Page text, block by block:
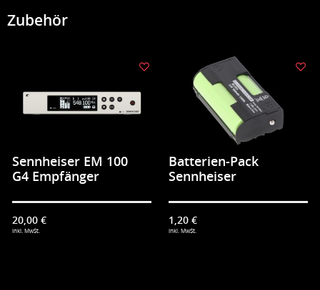
Zubehör
Sennheiser EM 100
G4 Empfänger
20,00 €
inkl. MwSt.
Batterien-Pack
Sennheiser
1,20 €
inkl. MwSt.